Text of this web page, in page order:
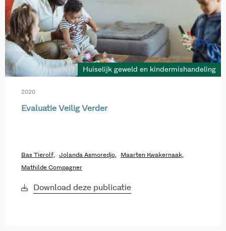
Huiselijk geweld en kindermishandeling
2020
Evaluatie Veilig Verder
Bas Tierolf, Jolanda Asmoredjo, Maarten Kwakernaak,
Mathilde Compagner
Download deze publicatie